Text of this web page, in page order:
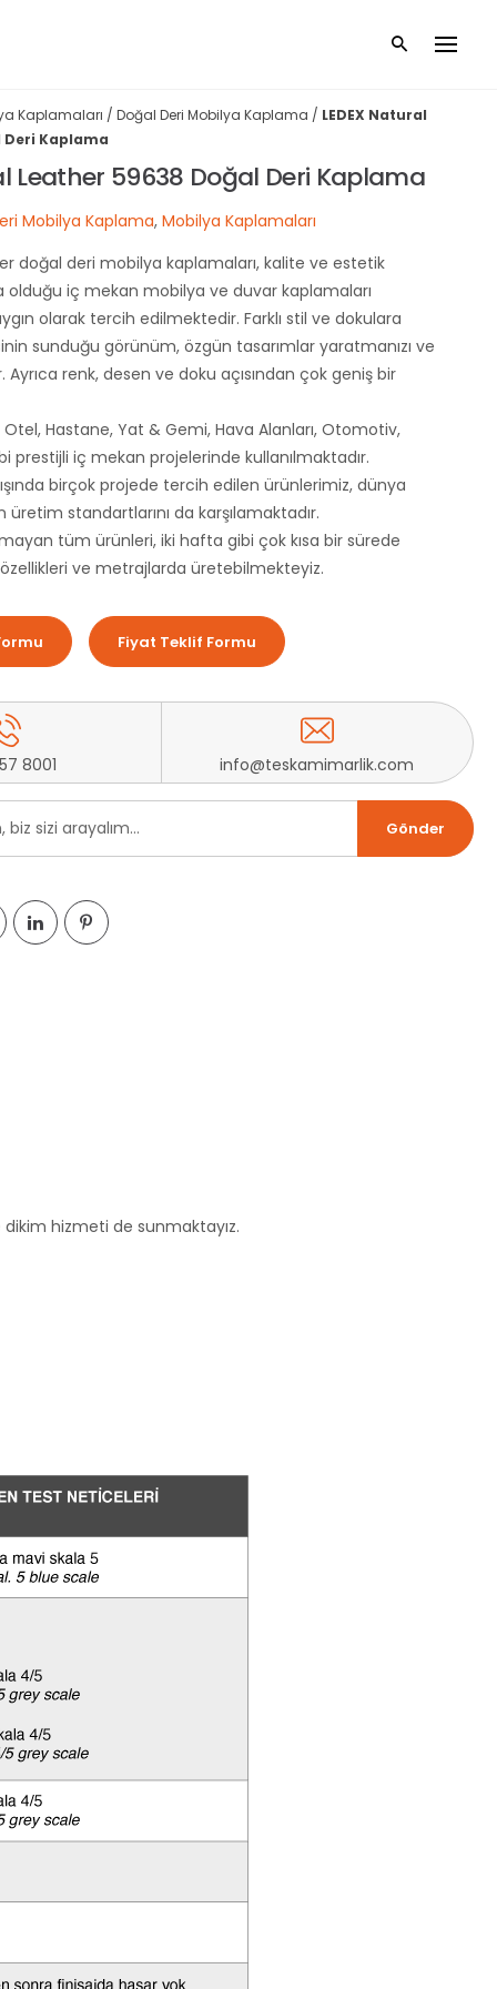
Kaplamaları / Doğal Deri Mobilya Kaplama / LEDEX Natural
Deri Kaplama
Leather 59638 Doğal Deri Kaplama
Mobilya Kaplama, Mobilya Kaplamaları
doğal deri mobilya kaplamaları, kalite ve estetik
olduğu iç mekan mobilya ve duvar kaplamaları
olarak tercih edilmektedir. Farklı stil ve dokulara
sunduğu görünüm, özgün tasarımlar yaratmanızı ve
Ayrıca renk, desen ve doku açısından çok geniş bir
Hastane, Yat & Gemi, Hava Alanları, Otomotiv,
prestijli iç mekan projelerinde kullanılmaktadır.
birçok projede tercih edilen ürünlerimiz, dünya
standartlarını da karşılamaktadır.
tüm ürünleri, iki hafta gibi çok kısa bir sürede
ve metrajlarda üretebilmekteyiz.
Fiyat Teklif Formu
8001 info@teskamimarlik.com
hizmeti de sunmaktayız.